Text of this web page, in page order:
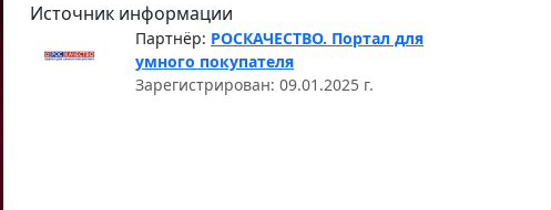
Источник информации
Партнёр: РОСКАЧЕСТВО. Портал для
умного покупателя
Зарегистрирован: 09.01.2025 г.